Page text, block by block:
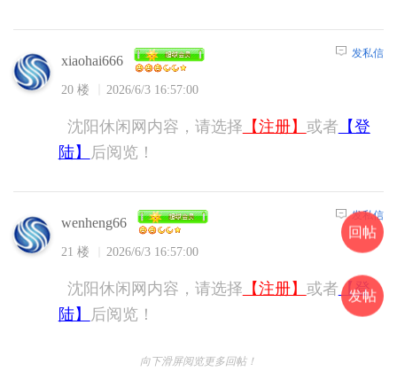
xiaohai666
20 楼 2026/6/3 16:57:00
发私信
沈阳休闲网内容，请选择 【注册】 或者 【登
陆】
后阅览！
wenheng66
21 楼 2026/6/3 16:57:00
发私信
沈阳休闲网内容，请选择 【注册】 或者 【登
陆】
后阅览！
向下滑屏阅览更多回帖！
回帖
发帖